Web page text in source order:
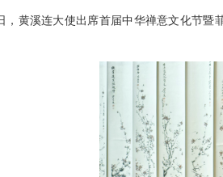
，黄溪连大使出席首届中华禅意文化节